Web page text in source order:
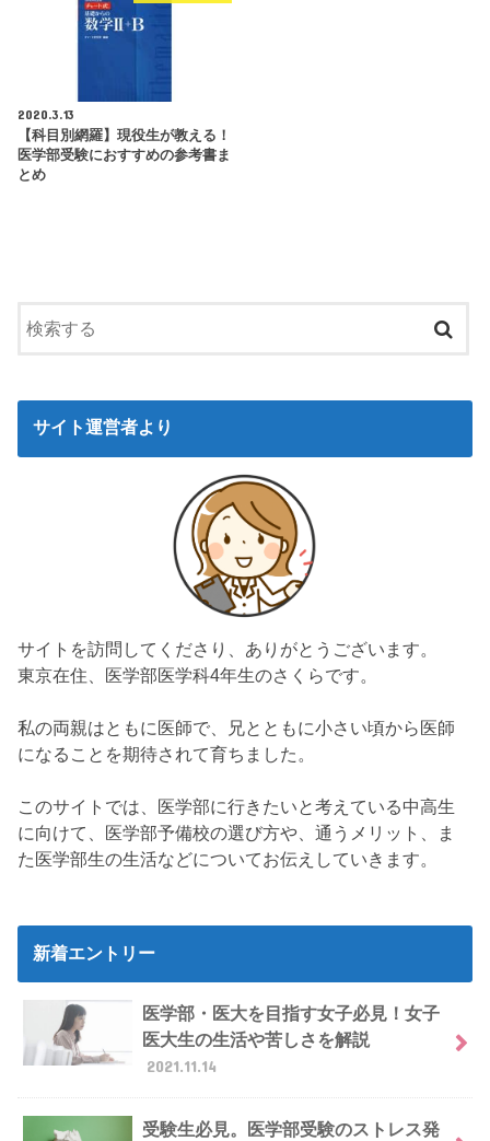
2020.3.13
【科目別網羅】現役生が教える！
医学部受験におすすめの参考書ま
とめ
サイト運営者より
サイトを訪問してくださり、ありがとうございます。
東京在住、医学部医学科4年生のさくらです。
私の両親はともに医師で、兄とともに小さい頃から医師
になることを期待されて育ちました。
このサイトでは、医学部に行きたいと考えている中高生
に向けて、医学部予備校の選び方や、通うメリット、ま
た医学部生の生活などについてお伝えしていきます。
新着エントリー
医学部・医大を目指す女子必見！女子
医大生の生活や苦しさを解説
2021.11.14
受験生必見。医学部受験のストレス発